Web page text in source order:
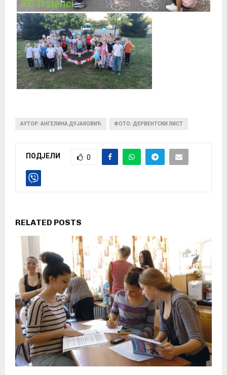
АУТОР: АНГЕЛИНА ДУЈАКОВИЋ ФОТО: ДЕРВЕНТСКИ ЛИСТ
ПОДЈЕЛИ 0
RELATED POSTS